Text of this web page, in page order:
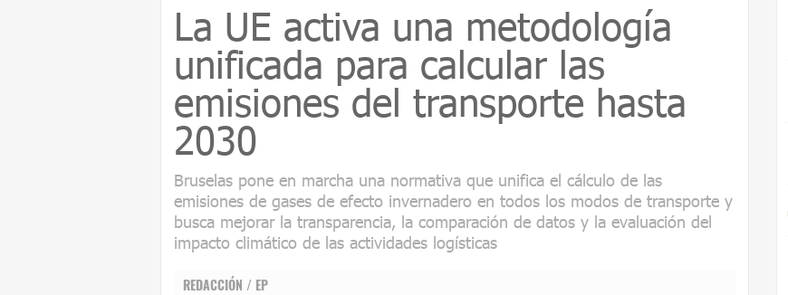
La UE activa una metodología
unificada para calcular las
emisiones del transporte hasta
2030
Bruselas pone en marcha una normativa que unifica el cálculo de las
emisiones de gases de efecto invernadero en todos los modos de transporte y
busca mejorar la transparencia, la comparación de datos y la evaluación del
impacto climático de las actividades logísticas
REDACCIÓN / EP